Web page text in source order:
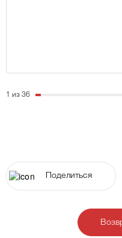
1 из 36
Поделиться